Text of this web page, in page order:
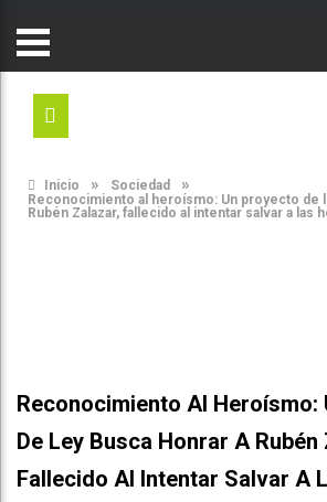
Inicio » Sociedad »
Reconocimiento al heroísmo: Un proyecto de
Rubén Zalazar, fallecido al intentar salvar a las
Reconocimiento Al Heroísmo:
De Ley Busca Honrar A Rubén
Fallecido Al Intentar Salvar A